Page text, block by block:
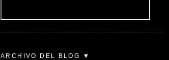
ARCHIVO DEL BLOG ▼